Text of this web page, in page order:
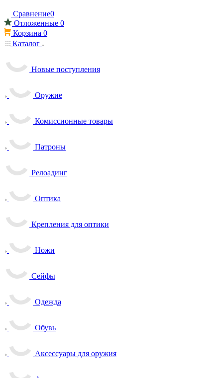
Сравнение0
Отложенные 0
Корзина 0
Каталог
Новые поступления
Оружие
Комиссионные товары
Патроны
Релоадинг
Оптика
Крепления для оптики
Ножи
Сейфы
Одежда
Обувь
Аксессуары для оружия